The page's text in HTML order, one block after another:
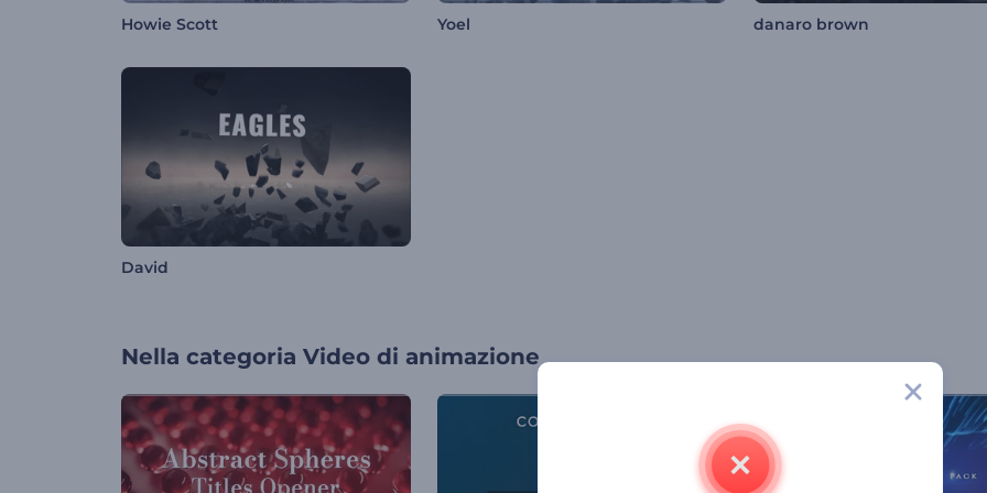
Howie Scott Yoel danaro brown
David
Nella categoria Video di animazione